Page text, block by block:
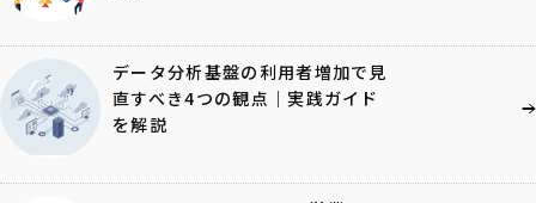
データ分析基盤の利用者増加で見
直すべき4つの観点｜実践ガイド
を解説